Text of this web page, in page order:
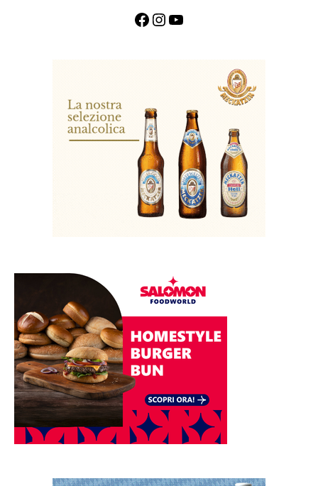
Facebook InstagramYouTube